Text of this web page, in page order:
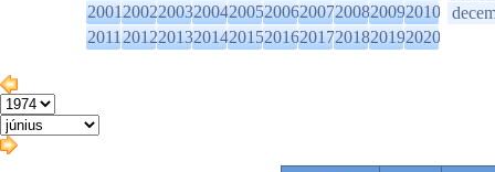
2001200220032004200520062007200820092010
2011201220132014201520162017201820192020